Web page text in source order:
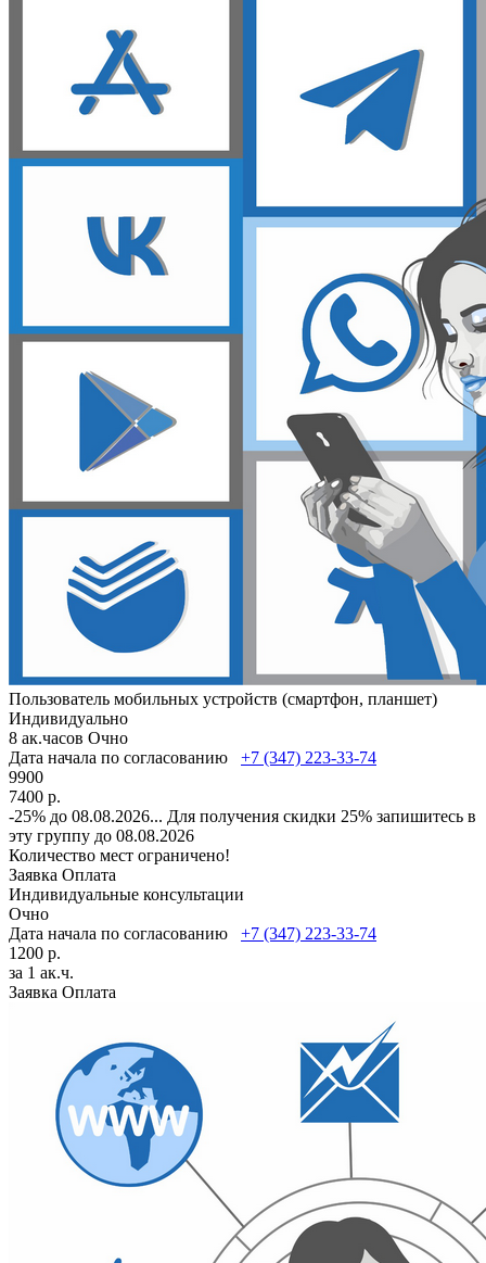
Пользователь мобильных устройств (смартфон, планшет)
Индивидуально
8 ак.часов Очно
Дата начала по согласованию +7 (347) 223-33-74
9900
7400 р.
-25% до 08.08.2026... Для получения скидки 25% запишитесь в
эту группу до 08.08.2026
Количество мест ограничено!
Заявка Оплата
Индивидуальные консультации
Очно
Дата начала по согласованию +7 (347) 223-33-74
1200 р.
за 1 ак.ч.
Заявка Оплата